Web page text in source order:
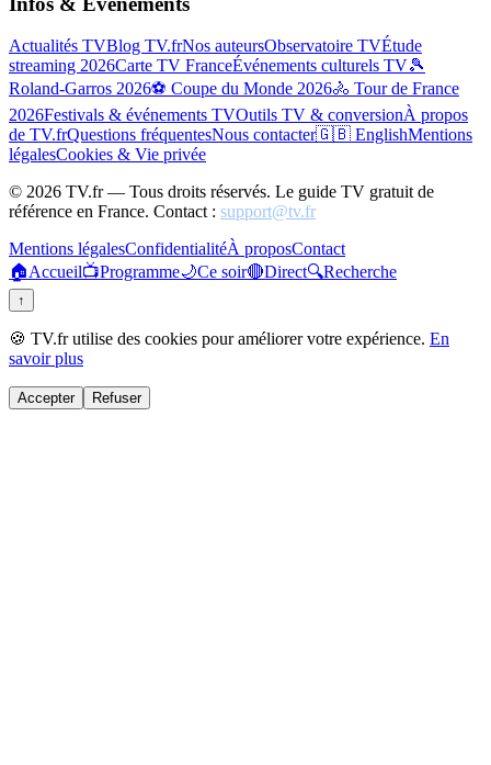
Actualités TVBlog TV.frNos auteursObservatoire TVÉtude
streaming 2026Carte TV FranceÉvénements culturels TV🎾
Roland-Garros 2026⚽ Coupe du Monde 2026🚴 Tour de France
2026Festivals & événements TVOutils TV & conversionÀ propos
de TV.frQuestions fréquentesNous contacter🇬🇧 EnglishMentions
légalesCookies & Vie privée
© 2026 TV.fr — Tous droits réservés. Le guide TV gratuit de
référence en France. Contact : support@tv.fr
Mentions légalesConfidentialitéÀ proposContact
🏠Accueil📺Programme🌙Ce soir🔴Direct🔍Recherche
↑
🍪 TV.fr utilise des cookies pour améliorer votre expérience. En
savoir plus
Accepter Refuser